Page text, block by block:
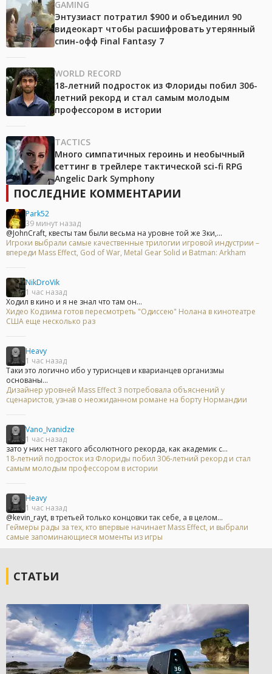
GAMING
Энтузиаст потратил $900 и объединил 90
видеокарт чтобы расшифровать утерянный
спин-офф Final Fantasy 7
WORLD RECORD
18-летний подросток из Флориды побил 306-
летний рекорд и стал самым молодым
профессором в истории
TACTICS
Много симпатичных героинь и необычный
сеттинг в трейлере тактической sci-fi RPG
Angelic Dark Symphony
ПОСЛЕДНИЕ КОММЕНТАРИИ
Park52
39 минут назад
@JohnCraft, квесты там были весьма на уровне той же 3ки,...
Игроки выбрали самые качественные трилогии игровой индустрии –
впереди Mass Effect, God of War, Metal Gear Solid и Batman: Arkham
NikDroVik
1 час назад
Ходил в кино и я не знал что там он...
Хидео Кодзима готов пересмотреть "Одиссею" Нолана в кинотеатре
США еще несколько раз
Heavy
1 час назад
Таки это логично ибо у туриснцев и кварианцев организмы
основаны...
Дизайнер уровней Mass Effect 3 потребовала объяснений у
сценаристов, узнав о неожиданном романе на борту Нормандии
Vano_Ivanidze
1 час назад
зато у них нет такого абсолютного рекорда, как академик с...
18-летний подросток из Флориды побил 306-летний рекорд и стал
самым молодым профессором в истории
Heavy
1 час назад
@kevin_rayt, в третьей только концовки так себе, а в целом...
Геймеры рады за тех, кто впервые начинает Mass Effect, и выбрали
самые запоминающиеся моменты из игры
СТАТЬИ